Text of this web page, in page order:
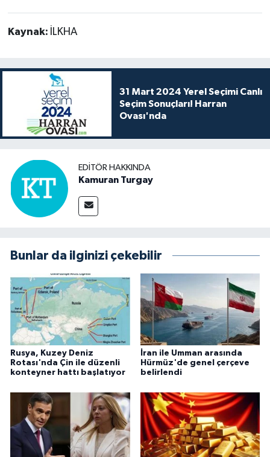
Kaynak: İLKHA
31 Mart 2024 Yerel Seçimi Canlı
Seçim Sonuçları! Harran
Ovası'nda
EDITÖR HAKKINDA
Kamuran Turgay
Bunlar da ilginizi çekebilir
Rusya, Kuzey Deniz
Rotası'nda Çin ile düzenli
konteyner hattı başlatıyor
İran ile Umman arasında
Hürmüz'de genel çerçeve
belirlendi